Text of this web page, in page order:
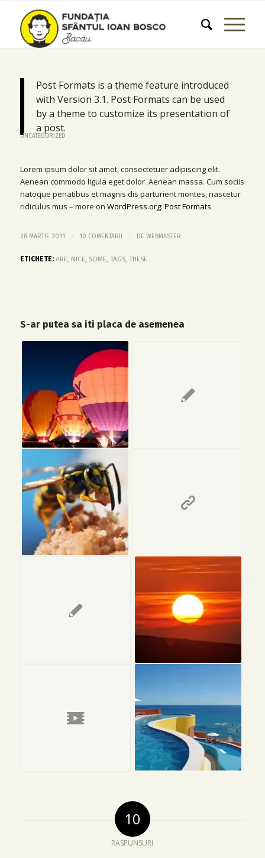
Post Formats is a theme feature introduced
with Version 3.1. Post Formats can be used
by a theme to customize its presentation of
a post.
UNCATEGORIZED
Lorem ipsum dolor sit amet, consectetuer adipiscing elit.
Aenean commodo ligula eget dolor. Aenean massa. Cum sociis
natoque penatibus et magnis dis parturient montes, nascetur
ridiculus mus – more on WordPress.org: Post Formats
28 MARTIE 2011 / 10 COMENTARII / DE WEBMASTER
ETICHETE: ARE, NICE, SOME, TAGS, THESE
S-ar putea sa iti placa de asemenea
10
RASPUNSURI